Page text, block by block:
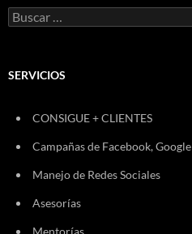
Buscar:
SERVICIOS
CONSIGUE + CLIENTES
Campañas de Facebook, Google
Manejo de Redes Sociales
Asesorías
Mentorías